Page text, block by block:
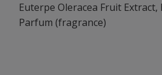
Euterpe Oleracea Fruit
Parfum (fragrance)